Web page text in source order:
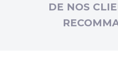
DE NOS